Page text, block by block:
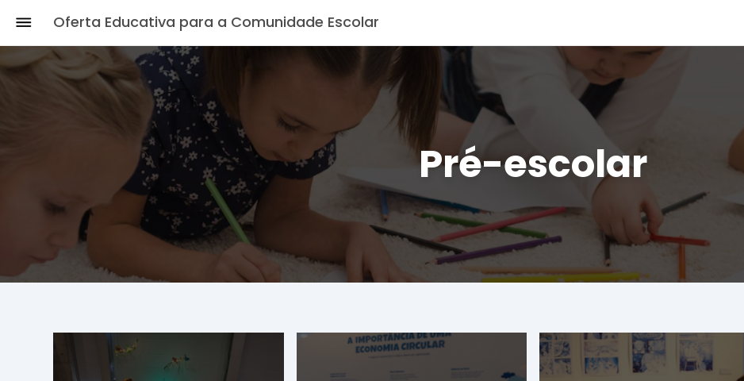
Início
Loures - Onde a Educação
Observatório de Oportunidades
Espaço do Encarregado de
Educação
Oferta Educativa para a Comunidade Escolar
Pré-escolar